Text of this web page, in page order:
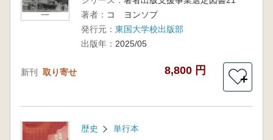
著者： コ ヨンソプ
発行元： 東国大学校出版部
出版年： 2025/05
新刊 取り寄せ 8,800 円
＋
歴史 単行本